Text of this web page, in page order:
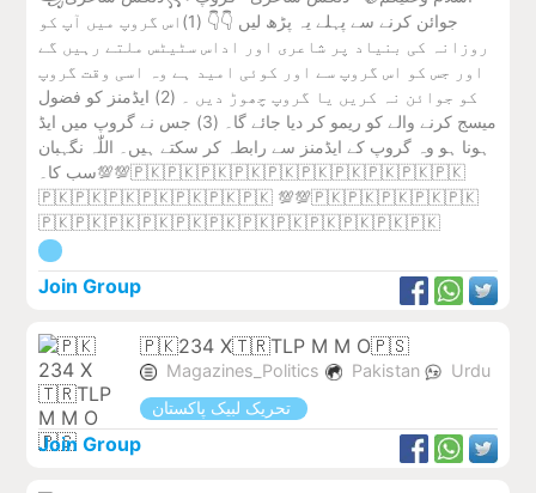
جوائن کرنے سے پہلے یہ پڑھ لیں 👇👇 (1)اس گروپ میں آپ کو
روزانہ کی بنیاد پر شاعری اور اداس سٹیٹس ملتے رہیں گے
اور جس کو اس گروپ سے اور کوئی امید ہے وہ اسی وقت گروپ
کو جوائن نہ کریں یا گروپ چھوڑ دیں ۔ (2) ایڈمنز کو فضول
میسج کرنے والے کو ریمو کر دیا جائے گا۔ (3) جس نے گروپ میں ایڈ
ہونا ہو وہ گروپ کے ایڈمنز سے رابطہ کر سکتے ہیں۔ اللّٰہ نگہبان
سب کا۔💯💯🇵🇰🇵🇰🇵🇰🇵🇰🇵🇰🇵🇰🇵🇰🇵🇰🇵🇰🇵🇰
🇵🇰🇵🇰🇵🇰🇵🇰🇵🇰🇵🇰🇵🇰 💯💯🇵🇰🇵🇰🇵🇰🇵🇰🇵🇰
🇵🇰🇵🇰🇵🇰🇵🇰🇵🇰🇵🇰🇵🇰🇵🇰🇵🇰🇵🇰🇵🇰🇵🇰
Join Group
🇵🇰234 X🇹🇷TLP M M O🇵🇸
Magazines_Politics Pakistan
Urdu
Join Group